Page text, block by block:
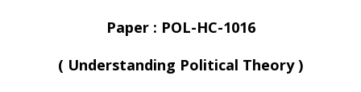
Paper : POL-HC-1016
( Understanding Political Theory )